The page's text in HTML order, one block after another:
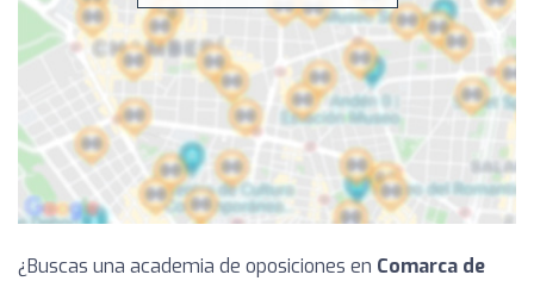
¿Buscas una academia de oposiciones en Comarca de